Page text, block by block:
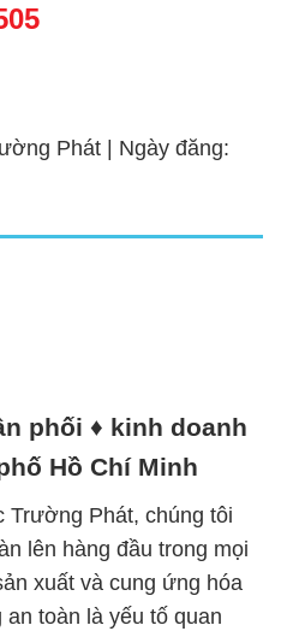
Phát | Ngày đăng:
phối ♦ kinh doanh
Hồ Chí Minh
Trường Phát, chúng tôi
lên hàng đầu trong mọi
xuất và cung ứng hóa
toàn là yếu tố quan